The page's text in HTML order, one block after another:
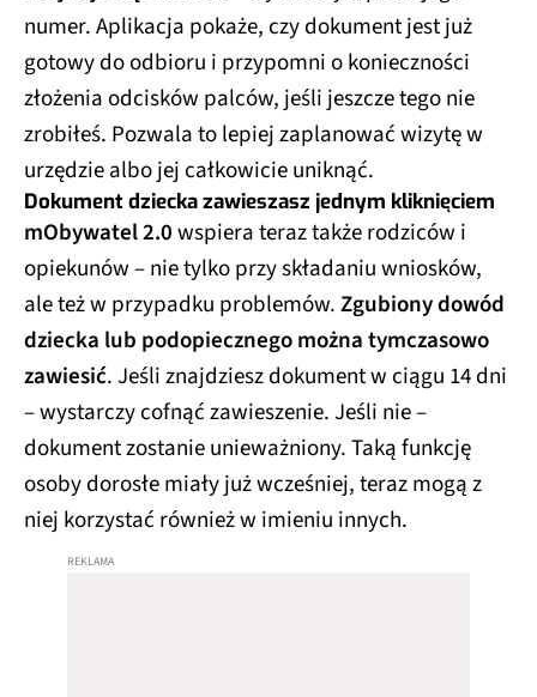
numer. Aplikacja pokaże, czy dokument jest już
gotowy do odbioru i przypomni o konieczności
złożenia odcisków palców, jeśli jeszcze tego nie
zrobiłeś. Pozwala to lepiej zaplanować wizytę w
urzędzie albo jej całkowicie uniknąć.
Dokument dziecka zawieszasz jednym kliknięciem
mObywatel 2.0wspiera teraz także rodziców i
opiekunów – nie tylko przy składaniu wniosków,
ale też w przypadku problemów.Zgubiony dowód
dziecka lub podopiecznego można tymczasowo
zawiesić. Jeśli znajdziesz dokument w ciągu 14 dni
– wystarczy cofnąć zawieszenie. Jeśli nie –
dokument zostanie unieważniony. Taką funkcję
osoby dorosłe miały już wcześniej, teraz mogą z
niej korzystać również w imieniu innych.